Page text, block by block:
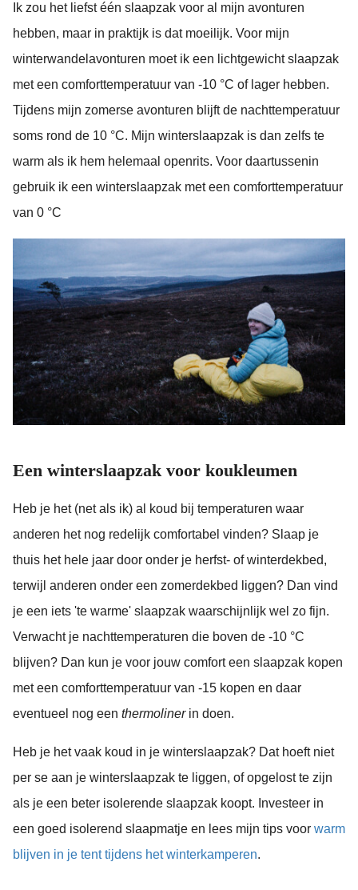
Ik zou het liefst één slaapzak voor al mijn avonturen
hebben, maar in praktijk is dat moeilijk. Voor mijn
winterwandelavonturen moet ik een lichtgewicht slaapzak
met een comforttemperatuur van -10 °C of lager hebben.
Tijdens mijn zomerse avonturen blijft de nachttemperatuur
soms rond de 10 °C. Mijn winterslaapzak is dan zelfs te
warm als ik hem helemaal openrits. Voor daartussenin
gebruik ik een winterslaapzak met een comforttemperatuur
van 0 °C
Een winterslaapzak voor koukleumen
Heb je het (net als ik) al koud bij temperaturen waar
anderen het nog redelijk comfortabel vinden? Slaap je
thuis het hele jaar door onder je herfst- of winterdekbed,
terwijl anderen onder een zomerdekbed liggen? Dan vind
je een iets 'te warme' slaapzak waarschijnlijk wel zo fijn.
Verwacht je nachttemperaturen die boven de -10 °C
blijven? Dan kun je voor jouw comfort een slaapzak kopen
met een comforttemperatuur van -15 kopen en daar
eventueel nog een thermoliner in doen.
Heb je het vaak koud in je winterslaapzak? Dat hoeft niet
per se aan je winterslaapzak te liggen, of opgelost te zijn
als je een beter isolerende slaapzak koopt. Investeer in
een goed isolerend slaapmatje en lees mijn tips voor warm
blijven in je tent tijdens het winterkamperen.